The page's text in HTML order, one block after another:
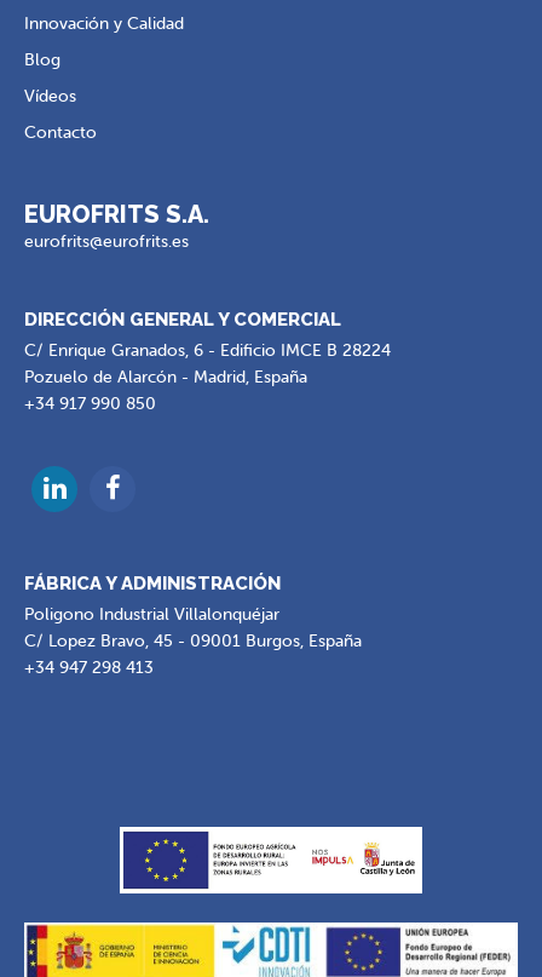
Innovación y Calidad
Blog
Vídeos
Contacto
EUROFRITS S.A.
eurofrits@eurofrits.es
DIRECCIÓN GENERAL Y COMERCIAL
C/ Enrique Granados, 6 - Edificio IMCE B 28224
Pozuelo de Alarcón - Madrid, España
+34 917 990 850
FÁBRICA Y ADMINISTRACIÓN
Poligono Industrial Villalonquéjar
C/ Lopez Bravo, 45 - 09001 Burgos, España
+34 947 298 413